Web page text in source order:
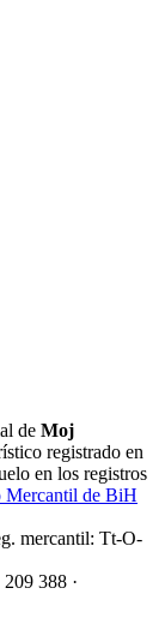
de Moj
registrado en
en los registros
Mercantil de BiH
mercantil: Tt-O-
388 ·